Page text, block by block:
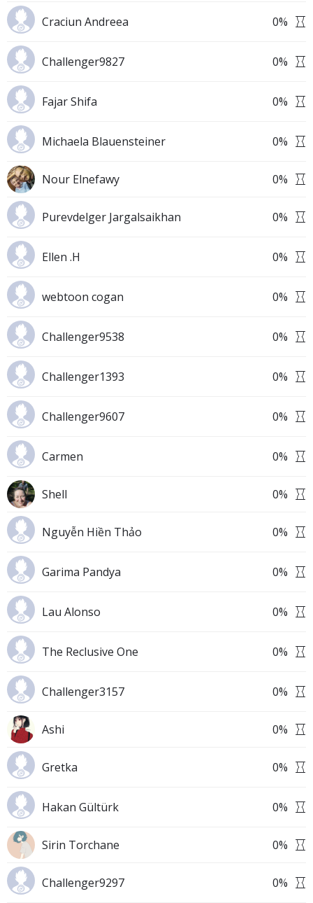
Craciun Andreea 0%
Challenger9827 0%
Fajar Shifa 0%
Michaela Blauensteiner 0%
Nour Elnefawy 0%
Purevdelger Jargalsaikhan 0%
Ellen .H 0%
webtoon cogan 0%
Challenger9538 0%
Challenger1393 0%
Challenger9607 0%
Carmen 0%
Shell 0%
Nguyễn Hiền Thảo 0%
Garima Pandya 0%
Lau Alonso 0%
The Reclusive One 0%
Challenger3157 0%
Ashi 0%
Gretka 0%
Hakan Gültürk 0%
Sirin Torchane 0%
Challenger9297 0%